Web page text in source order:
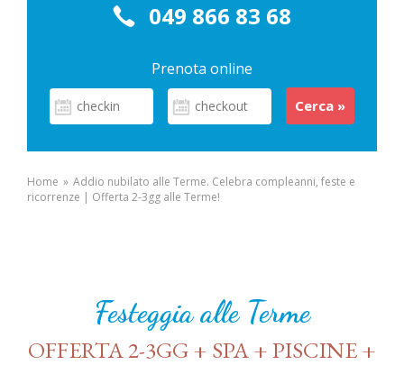
049 866 83 68
Prenota online
Home » Addio nubilato alle Terme. Celebra compleanni, feste e
ricorrenze | Offerta 2-3gg alle Terme!
Festeggia alle Terme
OFFERTA 2-3GG + SPA + PISCINE +